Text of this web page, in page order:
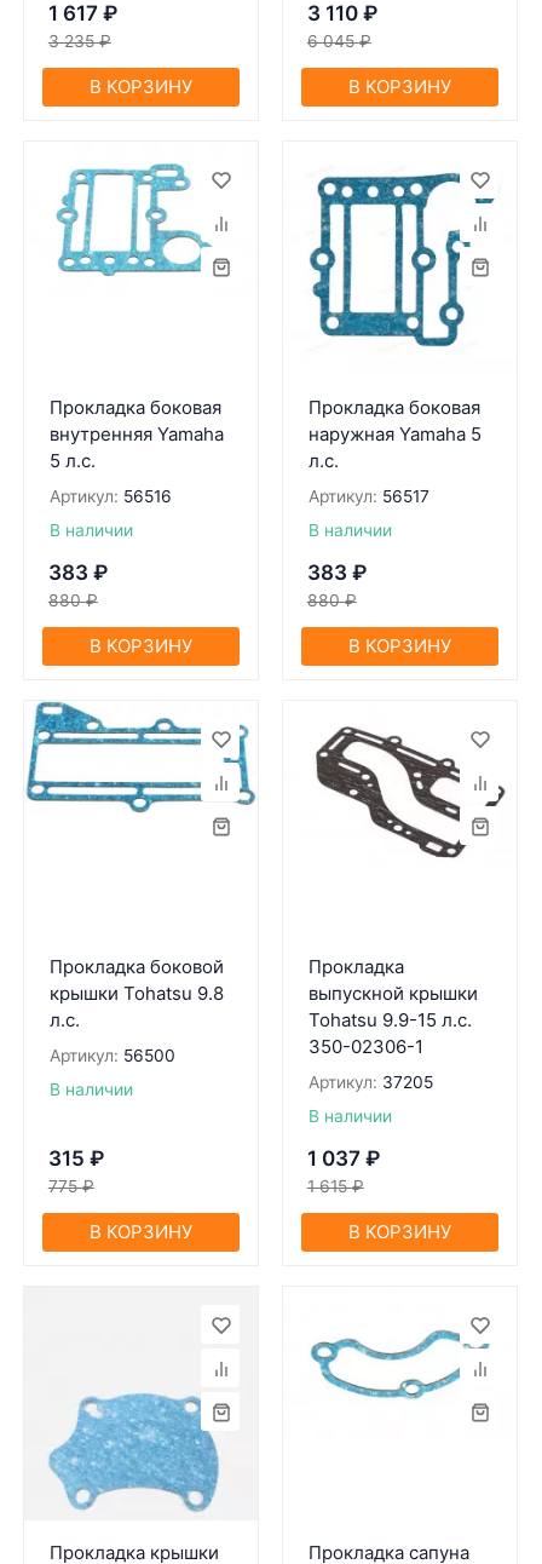
1 617 ₽
3 235 ₽
В КОРЗИНУ
3 110 ₽
6 045 ₽
В КОРЗИНУ
Прокладка боковая
внутренняя Yamaha
5 л.с.
Артикул: 56516
В наличии
383 ₽
880 ₽
В КОРЗИНУ
Прокладка боковая
наружная Yamaha 5
л.с.
Артикул: 56517
В наличии
383 ₽
880 ₽
В КОРЗИНУ
Прокладка боковой
крышки Tohatsu 9.8
л.с.
Артикул: 56500
В наличии
315 ₽
775 ₽
В КОРЗИНУ
Прокладка
выпускной крышки
Tohatsu 9.9-15 л.с.
350-02306-1
Артикул: 37205
В наличии
1 037 ₽
1 615 ₽
В КОРЗИНУ
Прокладка крышки
Прокладка сапуна